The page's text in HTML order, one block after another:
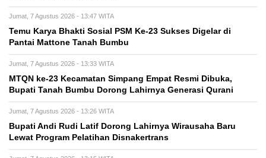
Jumat, 7 Agustus 2026 - 13:47 WITA
Temu Karya Bhakti Sosial PSM Ke-23 Sukses Digelar di
Pantai Mattone Tanah Bumbu
Jumat, 7 Agustus 2026 - 13:33 WITA
MTQN ke-23 Kecamatan Simpang Empat Resmi Dibuka,
Bupati Tanah Bumbu Dorong Lahirnya Generasi Qurani
Jumat, 7 Agustus 2026 - 13:26 WITA
Bupati Andi Rudi Latif Dorong Lahirnya Wirausaha Baru
Lewat Program Pelatihan Disnakertrans